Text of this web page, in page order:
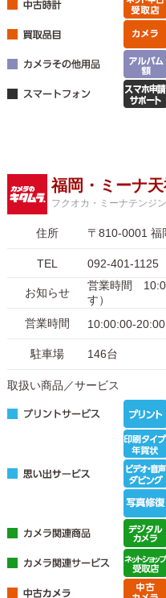
福岡・ミーナ
フクオカ・ミーナテンジ
住所 〒810-0001 福
TEL 092-401-1125
お知らせ
営業時間
す）
営業時間
10:00:00-
駐車場 146台
取扱い商品／サービス